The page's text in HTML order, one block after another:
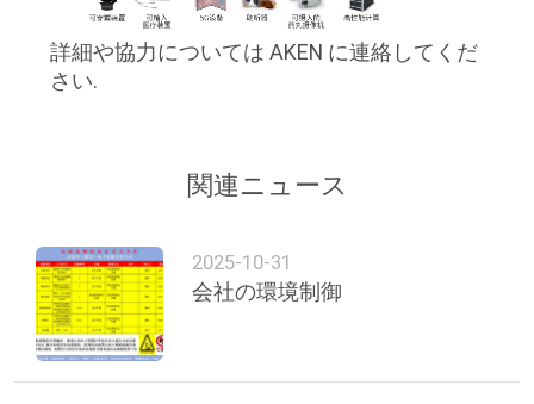
詳細や協力については AKEN に連絡してくだ
さい.
関連ニュース
2025-10-31
会社の環境制御